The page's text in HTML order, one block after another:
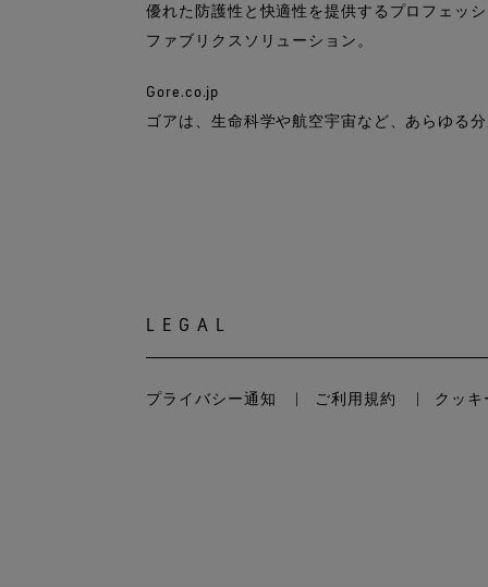
優れた防護性と快適性を提供するプロフェッ
ファブリクスソリューション。
Gore.co.jp
ゴアは、生命科学や航空宇宙など、あらゆる
LEGAL
プライバシー通知 ご利用規約 クッキ